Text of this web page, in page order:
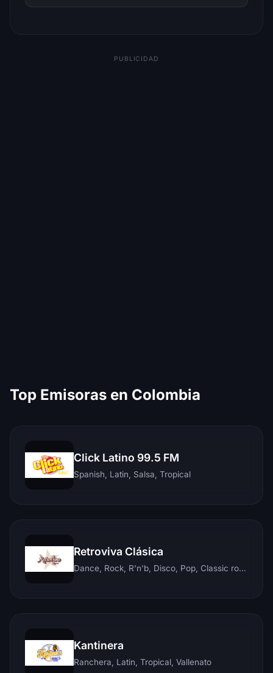
PUBLICIDAD
Top Emisoras en Colombia
Click Latino 99.5 FM
Spanish, Latin, Salsa, Tropical
Retroviva Clásica
Dance, Rock, R'n'b, Disco, Pop, Classic rock, Techno, Reggae
Kantinera
Ranchera, Latin, Tropical, Vallenato